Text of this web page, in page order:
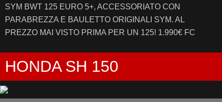
SYM BWT 125 EURO 5+, ACCESSORIATO CON
PARABREZZA E BAULETTO ORIGINALI SYM. AL
PREZZO MAI VISTO PRIMA PER UN 125! 1.990€ FC
HONDA SH 150